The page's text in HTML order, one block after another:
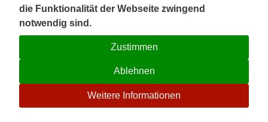
☉
die Funktionalität der Webseite zwingend
notwendig sind.
Zustimmen
Ablehnen
Weitere Informationen